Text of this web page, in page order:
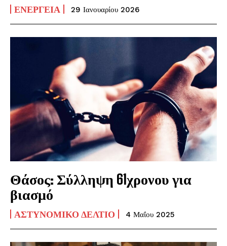
ΕΝΈΡΓΕΙΑ 29 Ιανουαρίου 2026
Θάσος: Σύλληψη 61χρονου για
βιασμό
ΑΣΤΥΝΟΜΙΚΌ ΔΕΛΤΊΟ 4 Μαΐου 2025